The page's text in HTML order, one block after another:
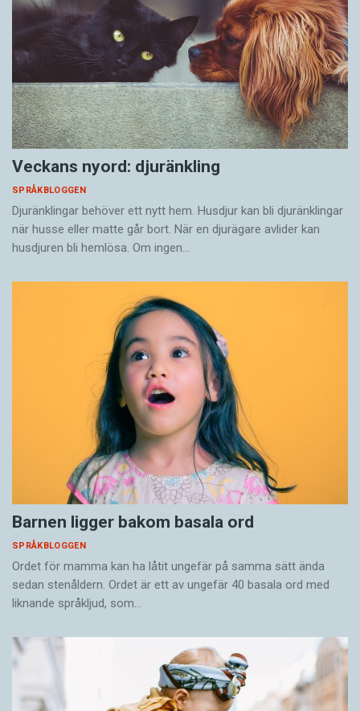
Veckans nyord: djuränkling
SPRÅKBLOGGEN
Djuränklingar behöver ett nytt hem. Husdjur kan bli djuränklingar
när husse eller matte går bort. När en djurägare avlider kan
husdjuren bli hemlösa. Om ingen…
Barnen ligger bakom basala ord
SPRÅKBLOGGEN
Ordet för mamma kan ha låtit ungefär på samma sätt ända
sedan stenåldern. Ordet är ett av ungefär 40 basala ord med
liknande språkljud, som…